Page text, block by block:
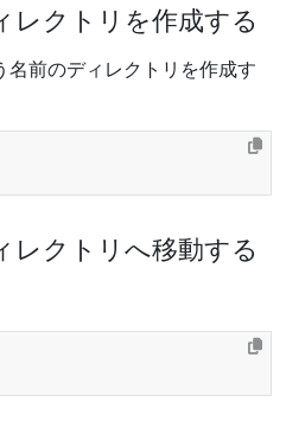
レクトリを作成する
名前のディレクトリを作成す
レクトリへ移動する